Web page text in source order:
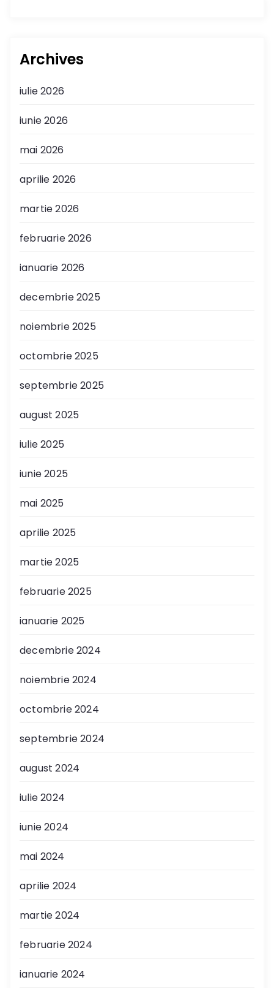
Archives
iulie 2026
iunie 2026
mai 2026
aprilie 2026
martie 2026
februarie 2026
ianuarie 2026
decembrie 2025
noiembrie 2025
octombrie 2025
septembrie 2025
august 2025
iulie 2025
iunie 2025
mai 2025
aprilie 2025
martie 2025
februarie 2025
ianuarie 2025
decembrie 2024
noiembrie 2024
octombrie 2024
septembrie 2024
august 2024
iulie 2024
iunie 2024
mai 2024
aprilie 2024
martie 2024
februarie 2024
ianuarie 2024